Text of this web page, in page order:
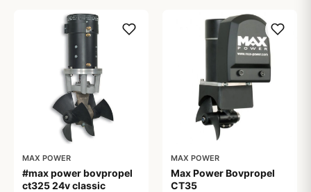
MAX POWER
#max power bovpropel
ct325 24v classic
MAX POWER
Max Power Bovpropel
CT35